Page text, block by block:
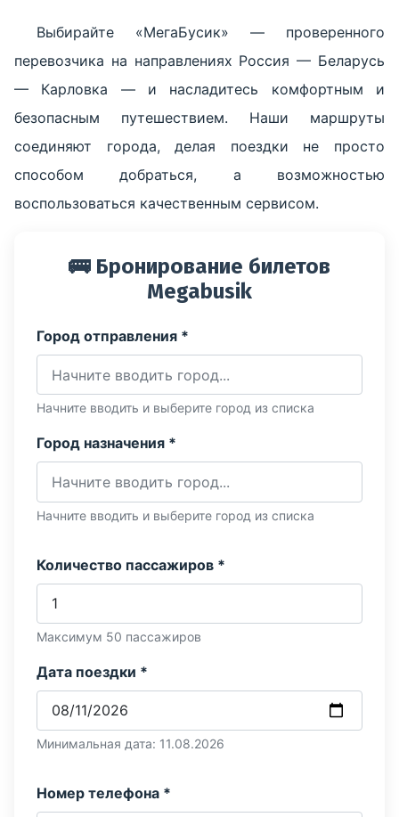
Выбирайте «МегаБусик» — проверенного
перевозчика на направлениях Россия — Беларусь
— Карловка — и насладитесь комфортным и
безопасным путешествием. Наши маршруты
соединяют города, делая поездки не просто
способом добраться, а возможностью
воспользоваться качественным сервисом.
🚌 Бронирование билетов
Megabusik
Город отправления *
Начните вводить и выберите город из списка
Город назначения *
Начните вводить и выберите город из списка
Количество пассажиров *
Максимум 50 пассажиров
Дата поездки *
Минимальная дата: 11.08.2026
Номер телефона *